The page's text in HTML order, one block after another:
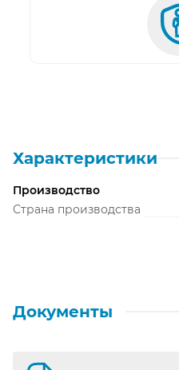
Характеристики
Производство
Страна производства
Документы